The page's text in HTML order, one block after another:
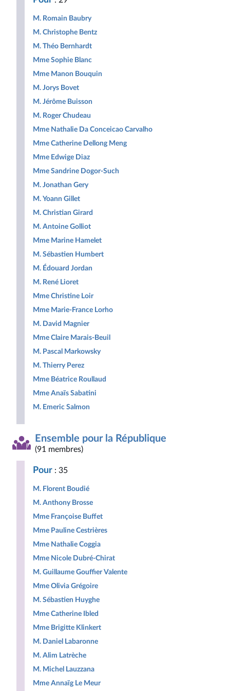
M. Romain Baubry
M. Christophe Bentz
M. Théo Bernhardt
Mme Sophie Blanc
Mme Manon Bouquin
M. Jorys Bovet
M. Jérôme Buisson
M. Roger Chudeau
Mme Nathalie Da Conceicao Carvalho
Mme Catherine Dellong Meng
Mme Edwige Diaz
Mme Sandrine Dogor-Such
M. Jonathan Gery
M. Yoann Gillet
M. Christian Girard
M. Antoine Golliot
Mme Marine Hamelet
M. Sébastien Humbert
M. Édouard Jordan
M. René Lioret
Mme Christine Loir
Mme Marie-France Lorho
M. David Magnier
Mme Claire Marais-Beuil
M. Pascal Markowsky
M. Thierry Perez
Mme Béatrice Roullaud
Mme Anaïs Sabatini
M. Emeric Salmon
Ensemble pour la République
(91 membres)
Pour : 35
M. Florent Boudié
M. Anthony Brosse
Mme Françoise Buffet
Mme Pauline Cestrières
Mme Nathalie Coggia
Mme Nicole Dubré-Chirat
M. Guillaume Gouffier Valente
Mme Olivia Grégoire
M. Sébastien Huyghe
Mme Catherine Ibled
Mme Brigitte Klinkert
M. Daniel Labaronne
M. Alim Latrèche
M. Michel Lauzzana
Mme Annaïg Le Meur